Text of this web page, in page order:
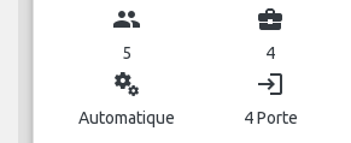
group
5
business_center
4
miscellaneous_services
Automatique
login
4 Porte